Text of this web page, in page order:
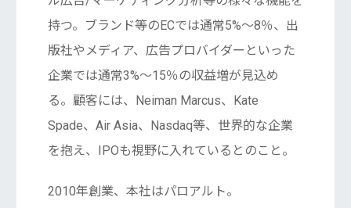
持つ。ブランド等のECでは通常5%〜8％、出
版社やメディア、広告プロバイダーといった
企業では通常3%〜15％の収益増が見込め
る。顧客には、Neiman Marcus、Kate
Spade、Air Asia、Nasdaq等、世界的な企業
を抱え、IPOも視野に入れているとのこと。
2010年創業、本社はパロアルト。